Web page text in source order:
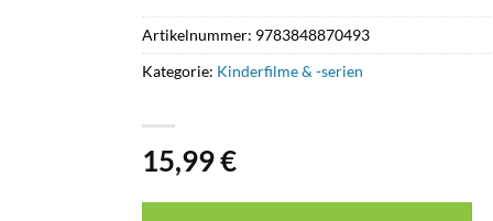
15,99€
Artikelnummer: 9783848870493
Kategorie: Kinderfilme & -serien